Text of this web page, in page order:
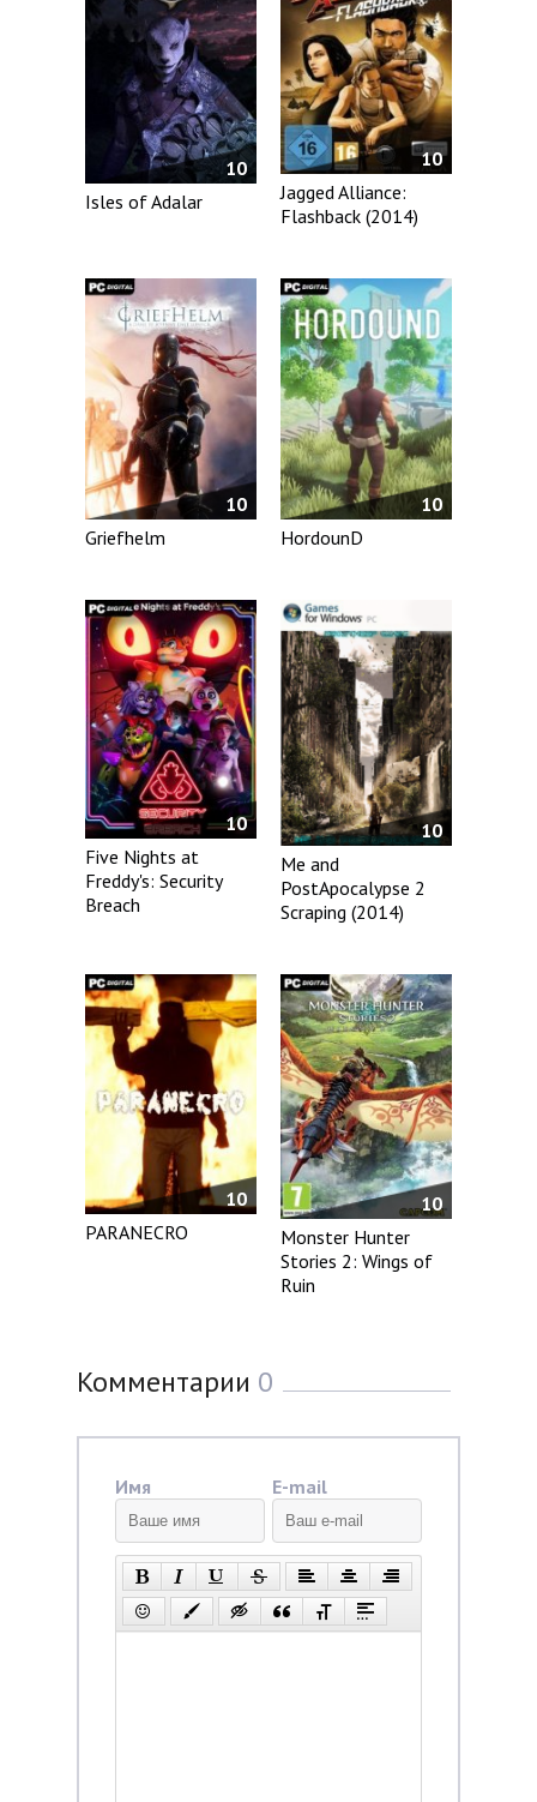
10
Isles of Adalar
10
Jagged Alliance:
Flashback (2014)
10
Griefhelm
10
HordounD
10
Five Nights at
Freddy's: Security
Breach
10
Me and
PostApocalypse 2
Scraping (2014)
10
PARANECRO
10
Monster Hunter
Stories 2: Wings of
Ruin
Комментарии 0
Имя E-mail